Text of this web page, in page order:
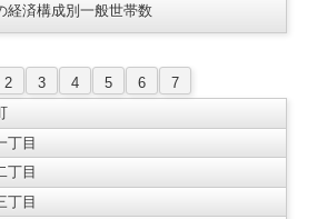
経済構成別一般世帯数
2 3 4 5 6
7
丁目
丁目
丁目